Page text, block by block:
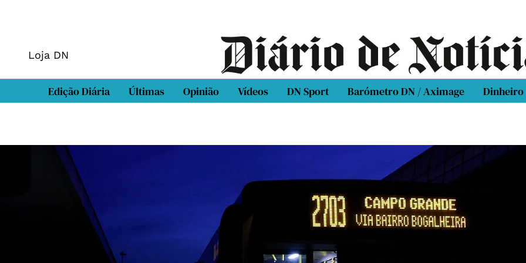
Loja DN
Edição Diária Últimas Opinião Vídeos DN Sport Barómetro DN / Aximage Dinheiro